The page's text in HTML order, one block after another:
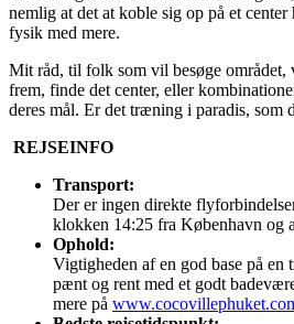
nemlig at det at koble sig op på et
fysik med mere.
Mit råd, til folk som vil besøge området,
frem, finde det center, eller
deres mål. Er det træning i paradis, som
REJSEINFO
Transport:
Der er ingen direkte
klokken 14:25 fra København og
Ophold:
Vigtigheden af en god base på
pænt og rent med et godt
mere på